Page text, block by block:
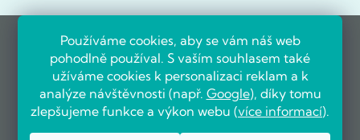
Používáme cookies, aby se vám náš web
pohodlně používal. S vaším souhlasem také
užíváme cookies k personalizaci reklam a k
analýze návštěvnosti (např. Google), díky tomu
zlepšujeme funkce a výkon webu (více informací).